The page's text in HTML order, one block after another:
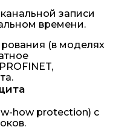
записи
времени.
(в моделях
how protection) с